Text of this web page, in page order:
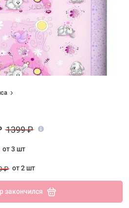
1399 ₽
от 3 шт
₽ от 2 шт
закончился